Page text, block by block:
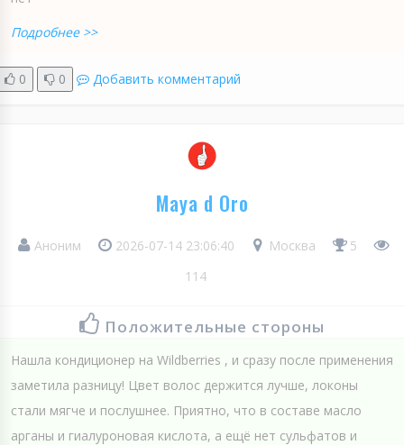
Подробнее >>
0 0 Добавить комментарий
Maya d Oro
Аноним 2026-07-14 23:06:40 Москва
5
114
Положительные стороны
Нашла кондиционер на Wildberries , и сразу после применения
заметила разницу! Цвет волос держится лучше, локоны
стали мягче и послушнее. Приятно, что в составе масло
арганы и гиалуроновая кислота, а ещё нет сульфатов и